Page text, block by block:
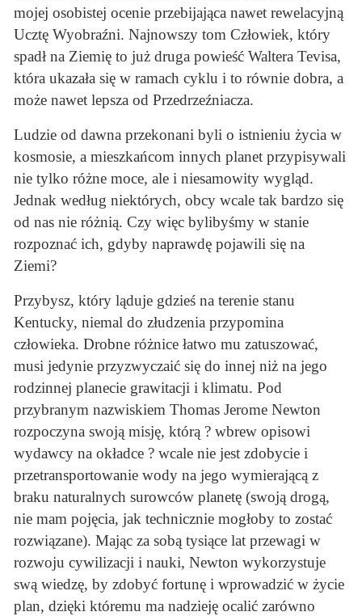
mojej osobistej ocenie przebijająca nawet rewelacyjną
Ucztę Wyobraźni. Najnowszy tom Człowiek, który
spadł na Ziemię to już druga powieść Waltera Tevisa,
która ukazała się w ramach cyklu i to równie dobra, a
może nawet lepsza od Przedrzeźniacza.
Ludzie od dawna przekonani byli o istnieniu życia w
kosmosie, a mieszkańcom innych planet przypisywali
nie tylko różne moce, ale i niesamowity wygląd.
Jednak według niektórych, obcy wcale tak bardzo się
od nas nie różnią. Czy więc bylibyśmy w stanie
rozpoznać ich, gdyby naprawdę pojawili się na
Ziemi?
Przybysz, który ląduje gdzieś na terenie stanu
Kentucky, niemal do złudzenia przypomina
człowieka. Drobne różnice łatwo mu zatuszować,
musi jedynie przyzwyczaić się do innej niż na jego
rodzinnej planecie grawitacji i klimatu. Pod
przybranym nazwiskiem Thomas Jerome Newton
rozpoczyna swoją misję, którą ? wbrew opisowi
wydawcy na okładce ? wcale nie jest zdobycie i
przetransportowanie wody na jego wymierającą z
braku naturalnych surowców planetę (swoją drogą,
nie mam pojęcia, jak technicznie mogłoby to zostać
rozwiązane). Mając za sobą tysiące lat przewagi w
rozwoju cywilizacji i nauki, Newton wykorzystuje
swą wiedzę, by zdobyć fortunę i wprowadzić w życie
plan, dzięki któremu ma nadzieję ocalić zarówno